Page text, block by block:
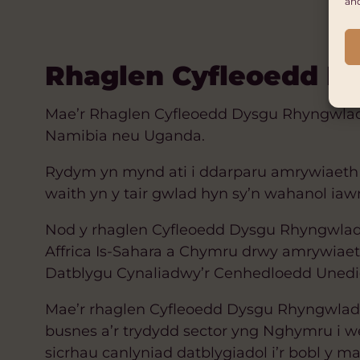
Rhaglen Cyfleoedd
Mae’r Rhaglen Cyfleoedd Dysgu
Namibia neu Uganda.
Rydym yn mynd ati i ddarparu
waith yn y tair gwlad hyn sy’n wahanol
Nod y rhaglen Cyfleoedd Dysgu
Affrica Is-Sahara a Chymru drwy
Datblygu Cynaliadwy’r Cenhedloedd
Mae’r rhaglen Cyfleoedd Dysgu
busnes a’r trydydd sector yng Nghymru i
sicrhau canlyniad datblygiadol i’r bobl y